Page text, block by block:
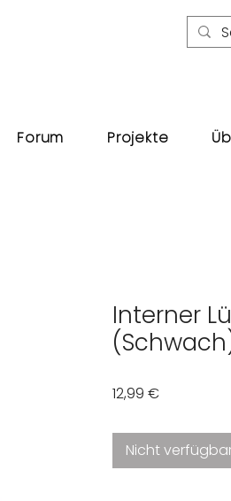
Forum Projekte
Interner
12,99 €Preis
Nicht